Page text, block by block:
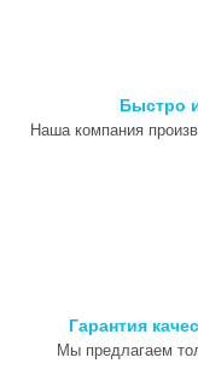
Быстро
Наша компания
Гарантия
Мы предлагаем